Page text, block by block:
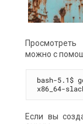
можно с
bash-5.1$
Если вы